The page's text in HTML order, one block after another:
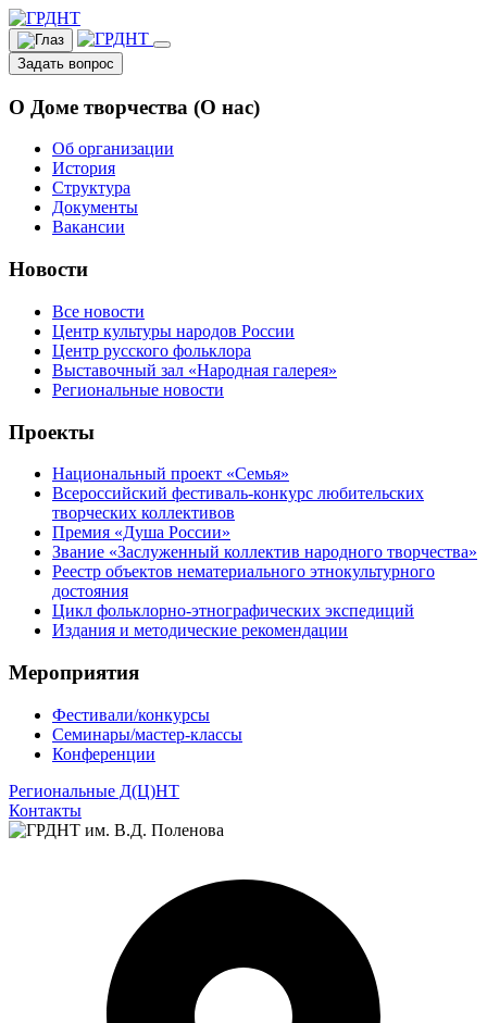
Задать вопрос
О Доме творчества (О нас)
Об организации
История
Структура
Документы
Вакансии
Новости
Все новости
Центр культуры народов России
Центр русского фольклора
Выставочный зал «Народная галерея»
Региональные новости
Проекты
Национальный проект «Семья»
Всероссийский фестиваль-конкурс любительских
творческих коллективов
Премия «Душа России»
Звание «Заслуженный коллектив народного творчества»
Реестр объектов нематериального этнокультурного
достояния
Цикл фольклорно-этнографических экспедиций
Издания и методические рекомендации
Мероприятия
Фестивали/конкурсы
Семинары/мастер-классы
Конференции
Региональные Д(Ц)НТ
Контакты